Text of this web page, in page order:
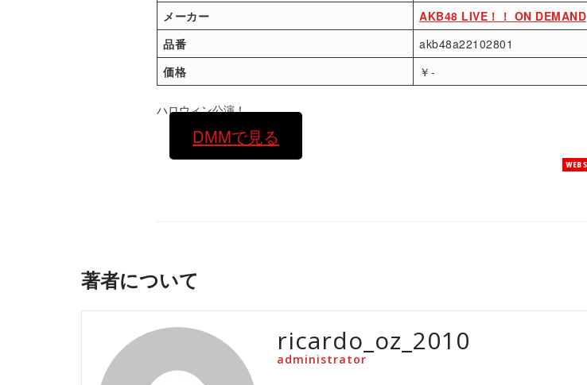
メーカー
AKB48 LIVE！！ ON DEMAND
品番
akb48a22102801
価格
￥-
ハロウィン公演！
DMMで見る
著者について
ricardo_oz_2010
administrator